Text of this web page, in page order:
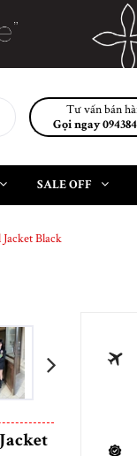
Tư vấn bán
Gọi ngay
SALE OFF
Black